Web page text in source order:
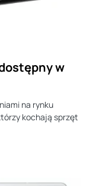
w
na rynku
kochają sprzęt